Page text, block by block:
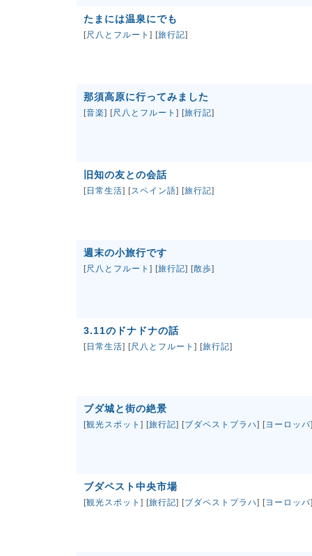
たまには温泉にでも
[尺八とフルート ] [旅行記]
那須高原に行ってみました
[音楽] [尺八とフルート ] [旅行記]
旧知の友との会話
[日常生活] [スペイン語] [旅行記]
週末の小旅行です
[尺八とフルート ] [旅行記] [散歩]
3.11のドナドナの話
[日常生活] [尺八とフルート ] [旅行記]
ブダ城と街の絶景
[観光スポット ] [旅行記] [ブダペストプラハ] [ヨーロッパ
ブダペスト中央市場
[観光スポット ] [旅行記] [ブダペストプラハ] [ヨーロッパ